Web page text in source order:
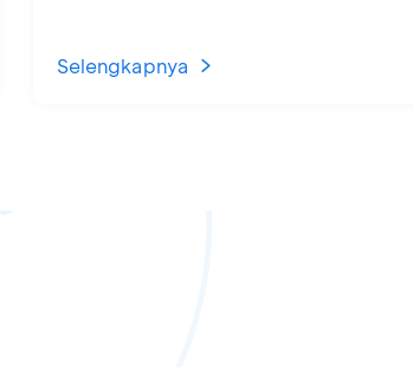
Selengkapnya